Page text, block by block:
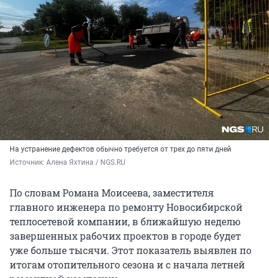
На устранение дефектов обычно требуется от трех до пяти дней
Источник: Алена Яхтина / NGS.RU
По словам Романа Моисеева, заместителя
главного инженера по ремонту Новосибирской
теплосетевой компании, в ближайшую неделю
завершенных рабочих проектов в городе будет
уже больше тысячи. Этот показатель выявлен по
итогам отопительного сезона и с начала летней